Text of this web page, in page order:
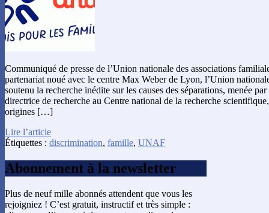
Communiqué de presse de l’Union nationale des associations
partenariat noué avec le centre Max Weber de Lyon, l’Union
soutenu la recherche inédite sur les causes des séparations, menée
directrice de recherche au Centre national de la recherche
origines […]
Lire l’article
Étiquettes : discrimination, famille, UNAF
Abonnement à la newsletter
Plus de neuf mille abonnés attendent que vous les
rejoigniez ! C’est gratuit, instructif et très simple :